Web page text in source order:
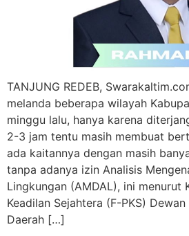
TANJUNG REDEB,
melanda beberapa wilayah
minggu lalu, hanya karena
2-3 jam tentu masih membuat
ada kaitannya dengan masih
tanpa adanya izin Analisis
Lingkungan (AMDAL), ini menurut
Keadilan Sejahtera (F-PKS)
Daerah […]